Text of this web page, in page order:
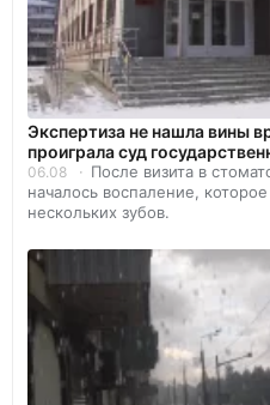
Экспертиза не нашла вины
проиграла суд
06.08
После визита в
началось воспаление,
нескольких зубов.